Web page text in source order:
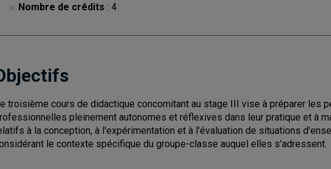
Nombre de crédits : 4
troisième cours de didactique concomitant au stage III vise à préparer les
pleinement autonomes et réflexives dans leur pratique et à
à la conception, à l'expérimentation et à l'évaluation de situations
le contexte spécifique du groupe-classe auquel elles s'adressent.